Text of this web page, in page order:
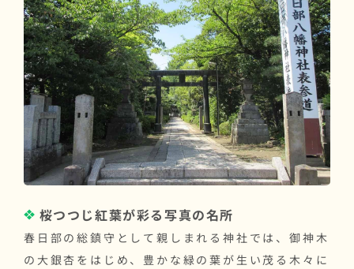
桜つつじ紅葉が彩る写真の名所
春日部の総鎮守として親しまれる神社では、御神木
の大銀杏をはじめ、豊かな緑の葉が生い茂る木々に